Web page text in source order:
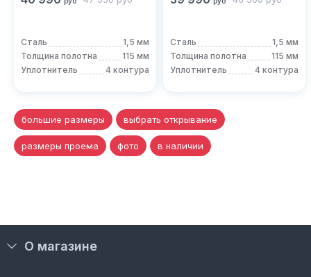
Сталь
1,5 мм
Толщина полотна
115 мм
Уплотнитель
4 контура
Сталь
1,5 мм
Толщина полотна
115 мм
Уплотнитель
4 контура
большие размеры выбрать открывание
размеры проема фото в наличии
О магазине